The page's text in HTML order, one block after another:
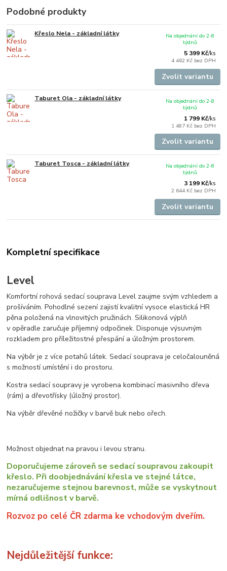
Podobné produkty
Křeslo Nela - základní látky
5 399 Kč/ks
4 462 Kč bez DPH
Na objednání do 2-8
týdnů
Zvolit variantu
Taburet Ola - základní látky
1 799 Kč/ks
1 487 Kč bez DPH
Na objednání do 2-8
týdnů
Zvolit variantu
Taburet Tosca - základní látky
3 199 Kč/ks
2 644 Kč bez DPH
Na objednání do 2-8
týdnů
Zvolit variantu
Kompletní specifikace
Level
Komfortní rohová sedací souprava Level zaujme svým vzhledem a
prošíváním. Pohodlné sezení zajistí kvalitní vysoce elastická HR
pěna položená na vlnovitých pružinách. Silikonová výplň
v opěradle zaručuje příjemný odpočinek. Disponuje výsuvným
rozkladem pro příležitostné přespání a úložným prostorem.
Na výběr je z více potahů látek. Sedací souprava je celočalouněná
s možností umístění i do prostoru.
Kostra sedací soupravy je vyrobena kombinací masivního dřeva
(rám) a dřevotřísky (úložný prostor).
Na výběr dřevěné nožičky v barvě buk nebo ořech.
Možnost objednat na pravou i levou stranu.
Doporučujeme zároveň se sedací soupravou zakoupit
křeslo. Při doobjednávání křesla ve stejné látce,
nezaručujeme stejnou barevnost, může se vyskytnout
mírná odlišnost v barvě.
Rozvoz po celé ČR zdarma ke vchodovým dveřím.
Nejdůležitější funkce: